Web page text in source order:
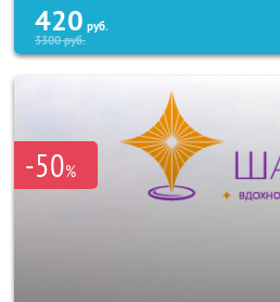
420 руб.
3300руб.
-50%